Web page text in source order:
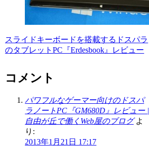
スライドキーボードを搭載するドスパラ
のタブレットPC『Erdesbook』レビュー
コメント
パワフルなゲーマー向けのドスパ
ラノートPC『GM680D』レビュー |
自由が丘で働くWeb屋のブログ よ
り:
2013年1月21日 17:17